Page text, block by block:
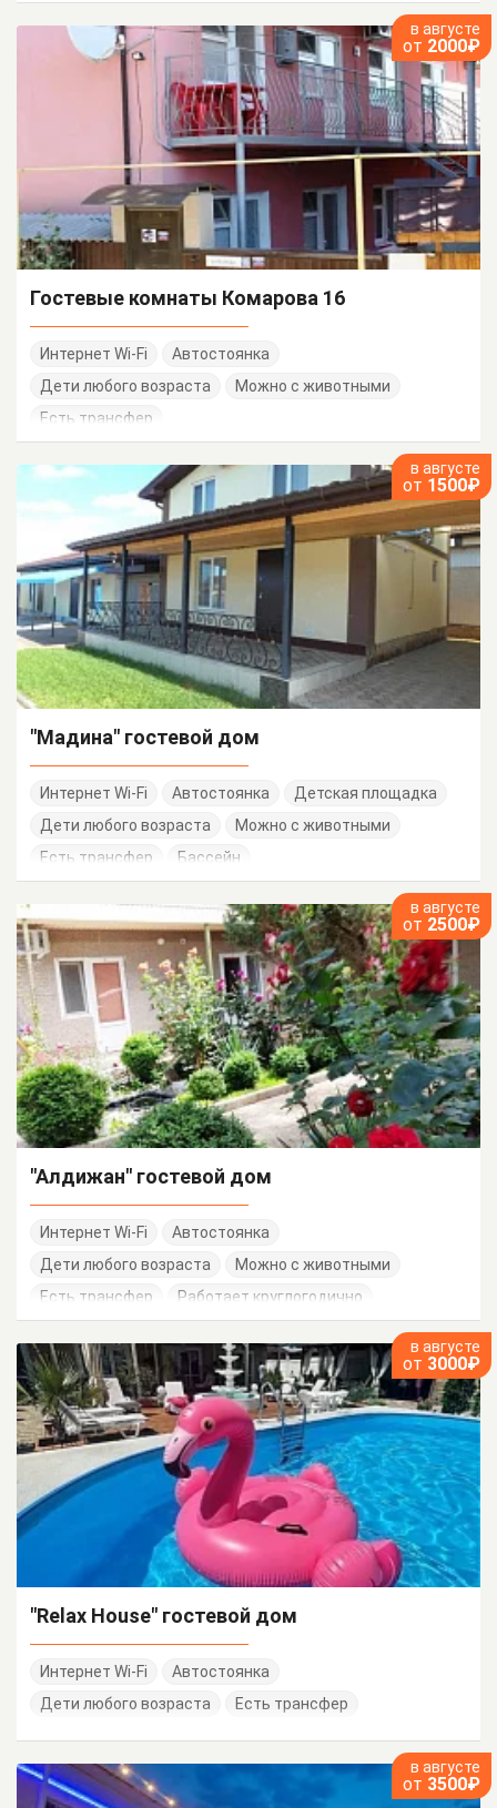
в августе
от 2000₽
Гостевые комнаты Комарова 16
Интернет Wi-Fi
Автостоянка
Дети любого возраста
Можно с животными
Есть трансфер
в августе
от 1500₽
"Мадина" гостевой дом
Интернет Wi-Fi Автостоянка
Детская площадка
Дети любого возраста
Можно с животными
Есть трансфер
Бассейн
в августе
от 2500₽
"Алдижан" гостевой дом
Интернет Wi-Fi
Автостоянка
Дети любого возраста
Можно с животными
Есть трансфер
Работает круглогодично
в августе
от 3000₽
"Relax House" гостевой дом
Интернет Wi-Fi
Автостоянка
Дети любого возраста
Есть трансфер
в августе
от 3500₽